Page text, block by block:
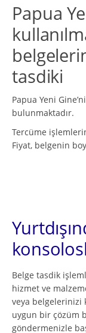
Papua
tasdiki
Papua Yeni
bulunmaktadır.
Tercüme
Fiyat, belgenin
Belge tasdik
hizmet ve
veya belgelerinizi
uygun bir çözüm
göndermenizle